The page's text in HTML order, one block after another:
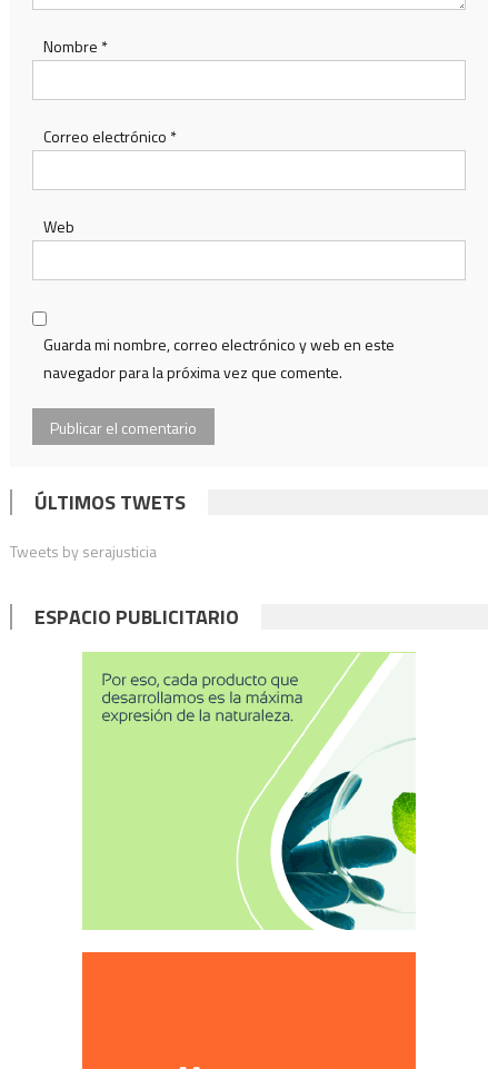
Nombre *
Correo electrónico *
Web
Guarda mi nombre, correo electrónico y web en este
navegador para la próxima vez que comente.
ÚLTIMOS TWETS
Tweets by serajusticia
ESPACIO PUBLICITARIO